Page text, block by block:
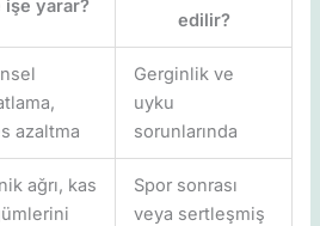
işe yarar?
edilir?
azaltma
Gerginlik ve
uyku
sorunlarında
ağrı, kas
Spor sonrası
veya sertleşmiş